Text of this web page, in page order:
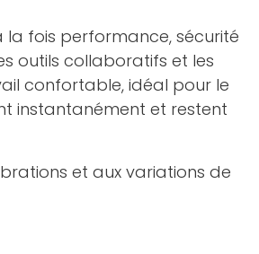
la fois performance, sécurité
outils collaboratifs et les
confortable, idéal pour le
instantanément et restent
et aux variations de